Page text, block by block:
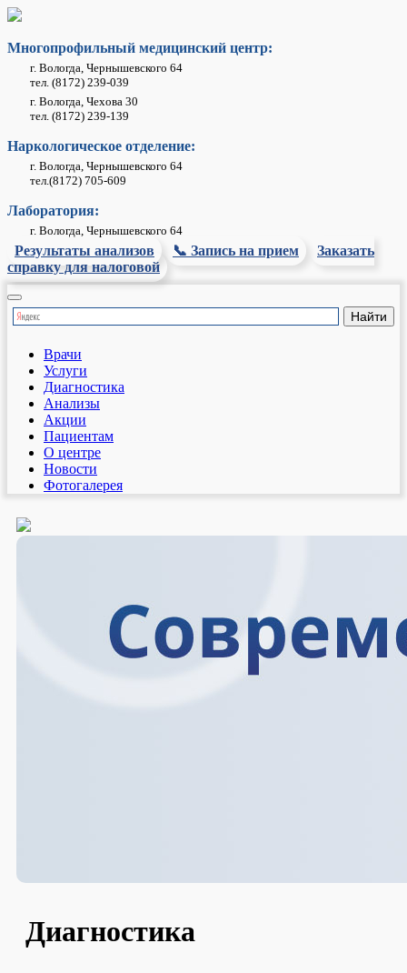
Многопрофильный медицинский центр:
г. Вологда, Чернышевского 64
тел. (8172) 239-039
г. Вологда, Чехова 30
тел. (8172) 239-139
Наркологическое отделение:
г. Вологда, Чернышевского 64
тел.(8172) 705-609
Лаборатория:
г. Вологда, Чернышевского 64
Результаты анализов 📞 Запись на прием
Заказать
справку для налоговой
Врачи
Услуги
Диагностика
Анализы
Акции
Пациентам
О центре
Новости
Фотогалерея
Диагностика